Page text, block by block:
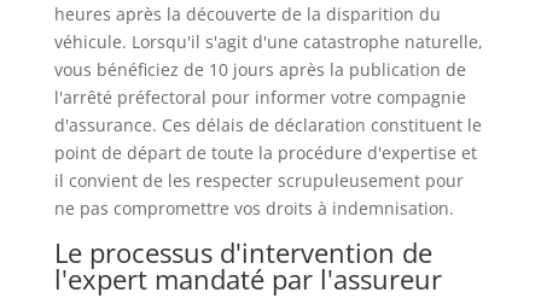
heures après la découverte de la disparition du
véhicule. Lorsqu'il s'agit d'une catastrophe naturelle,
vous bénéficiez de 10 jours après la publication de
l'arrêté préfectoral pour informer votre compagnie
d'assurance. Ces délais de déclaration constituent le
point de départ de toute la procédure d'expertise et
il convient de les respecter scrupuleusement pour
ne pas compromettre vos droits à indemnisation.
Le processus d'intervention de
l'expert mandaté par l'assureur